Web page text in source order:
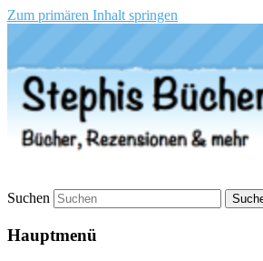
Zum primären Inhalt springen
Stephis Bücher Blog
Suchen
Hauptmenü